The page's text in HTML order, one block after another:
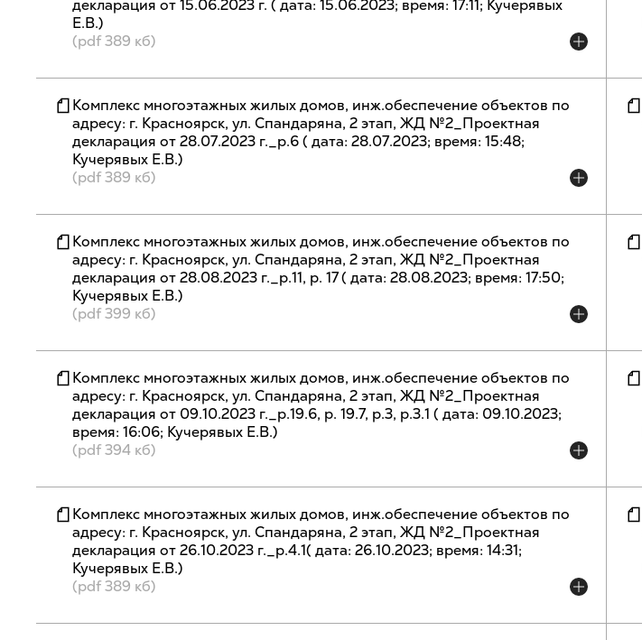
декларация от 15.06.2023 г. ( дата: 15.06.2023; время: 17:11; Кучерявых
Е.В.)
(pdf 389 кб)
Комплекс многоэтажных жилых домов, инж.обеспечение объектов по
адресу: г. Красноярск, ул. Спандаряна, 2 этап, ЖД №2_Проектная
декларация от 28.07.2023 г._р.6 ( дата: 28.07.2023; время: 15:48;
Кучерявых Е.В.)
(pdf 389 кб)
Комплекс многоэтажных жилых домов, инж.обеспечение объектов по
адресу: г. Красноярск, ул. Спандаряна, 2 этап, ЖД №2_Проектная
декларация от 28.08.2023 г._р.11, р. 17 ( дата: 28.08.2023; время: 17:50;
Кучерявых Е.В.)
(pdf 399 кб)
Комплекс многоэтажных жилых домов, инж.обеспечение объектов по
адресу: г. Красноярск, ул. Спандаряна, 2 этап, ЖД №2_Проектная
декларация от 09.10.2023 г._р.19.6, р. 19.7, р.3, р.3.1 ( дата: 09.10.2023;
время: 16:06; Кучерявых Е.В.)
(pdf 394 кб)
Комплекс многоэтажных жилых домов, инж.обеспечение объектов по
адресу: г. Красноярск, ул. Спандаряна, 2 этап, ЖД №2_Проектная
декларация от 26.10.2023 г._р.4.1( дата: 26.10.2023; время: 14:31;
Кучерявых Е.В.)
(pdf 389 кб)